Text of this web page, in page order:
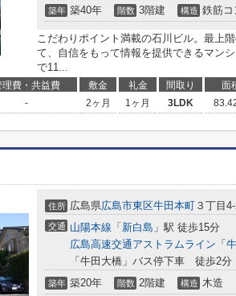
築年 築40年 階数 3階建 構造 鉄筋コ
こだわりポイント満載の石川ビル。最上
て、自信をもって情報を提供できるマン
で11...
理費・共益費 敷金 礼金 間取り 面
- 2ヶ月 1ヶ月 3LDK
住所 広島県広島市東区牛田本町 ３丁目
交通 山陽本線 「 新白島 」駅 徒歩15分
広島高速交通アストラムライン 「
「牛田大橋」バス停下車 徒歩2分
築年 築20年 階数 2階建 構造 木造